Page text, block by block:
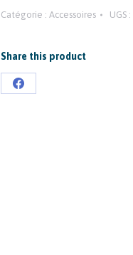
Catégorie : Accessoires UGS :
Share this product
Partager